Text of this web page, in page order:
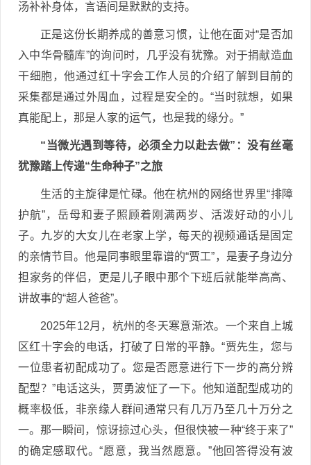
汤补补身体，言语间是默默的支持。
正是这份长期养成的善意习惯，让他在面对“是否加
入中华骨髓库”的询问时，几乎没有犹豫。对于捐献造血
干细胞，他通过红十字会工作人员的介绍了解到目前的
采集都是通过外周血，过程是安全的。“当时就想，如果
真能配上，那是人家的运气，也是我的缘分。”
“当微光遇到等待，必须全力以赴去做”：没有丝毫
犹豫踏上传递“生命种子”之旅
生活的主旋律是忙碌。他在杭州的网络世界里“排障
护航”，岳母和妻子照顾着刚满两岁、活泼好动的小儿
子。九岁的大女儿在老家上学，每天的视频通话是固定
的亲情节目。他是同事眼里靠谱的“贾工”，是妻子身边分
担家务的伴侣，更是儿子眼中那个下班后就能举高高、
讲故事的“超人爸爸”。
2025年12月，杭州的冬天寒意渐浓。一个来自上城
区红十字会的电话，打破了日常的平静。“贾先生，您与
一位患者初配成功了。您是否愿意进行下一步的高分辨
配型？”电话这头，贾勇波怔了一下。他知道配型成功的
概率极低，非亲缘人群间通常只有几万乃至几十万分之
一。那一瞬间，惊讶掠过心头，但很快被一种“终于来了”
的确定感取代。“愿意，我当然愿意。”他回答得没有波